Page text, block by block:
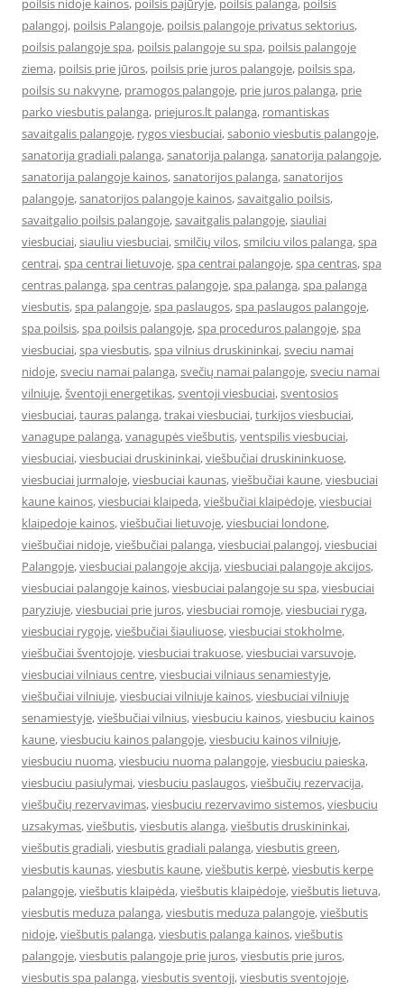
poilsis nidoje kainos, poilsis pajūryje, poilsis palanga, poilsis
palangoj, poilsis Palangoje, poilsis palangoje privatus sektorius,
poilsis palangoje spa, poilsis palangoje su spa, poilsis palangoje
ziema, poilsis prie jūros, poilsis prie juros palangoje, poilsis spa,
poilsis su nakvyne, pramogos palangoje, prie juros palanga, prie
parko viesbutis palanga, priejuros.lt palanga, romantiskas
savaitgalis palangoje, rygos viesbuciai,sabonio viesbutis palangoje,
sanatorija gradiali palanga,sanatorija palanga,sanatorija palangoje,
sanatorija palangoje kainos,sanatorijos palanga,sanatorijos
palangoje,sanatorijos palangoje kainos,savaitgalio poilsis,
savaitgalio poilsis palangoje,savaitgalis palangoje,siauliai
viesbuciai,siauliu viesbuciai,smilčių vilos,smilciu vilos palanga,spa
centrai,spa centrai lietuvoje,spa centrai palangoje,spa centras,spa
centras palanga,spa centras palangoje,spa palanga,spa palanga
viesbutis,spa palangoje,spa paslaugos,spa paslaugos palangoje,
spa poilsis,spa poilsis palangoje,spa proceduros palangoje,spa
viesbuciai,spa viesbutis,spa vilnius druskininkai,sveciu namai
nidoje,sveciu namai palanga,svečių namai palangoje,sveciu namai
vilniuje,šventoji energetikas,sventoji viesbuciai,sventosios
viesbuciai,tauras palanga,trakai viesbuciai,turkijos viesbuciai,
vanagupe palanga,vanagupės viešbutis,ventspilis viesbuciai,
viesbuciai,viesbuciai druskininkai,viešbučiai druskininkuose,
viesbuciai jurmaloje,viesbuciai kaunas,viešbučiai kaune,viesbuciai
kaune kainos,viesbuciai klaipeda,viešbučiai klaipėdoje,viesbuciai
klaipedoje kainos,viešbučiai lietuvoje,viesbuciai londone,
viešbučiai nidoje,viešbučiai palanga,viesbuciai palangoj,viesbuciai
Palangoje,viesbuciai palangoje akcija,viesbuciai palangoje akcijos,
viesbuciai palangoje kainos,viesbuciai palangoje su spa,viesbuciai
paryziuje,viesbuciai prie juros,viesbuciai romoje,viesbuciai ryga,
viesbuciai rygoje,viešbučiai šiauliuose,viesbuciai stokholme,
viešbučiai šventojoje,viesbuciai trakuose,viesbuciai varsuvoje,
viesbuciai vilniaus centre,viesbuciai vilniaus senamiestyje,
viešbučiai vilniuje,viesbuciai vilniuje kainos,viesbuciai vilniuje
senamiestyje,viešbučiai vilnius,viesbuciu kainos,viesbuciu kainos
kaune,viesbuciu kainos palangoje,viesbuciu kainos vilniuje,
viesbuciu nuoma,viesbuciu nuoma palangoje,viesbuciu paieska,
viesbuciu pasiulymai,viesbuciu paslaugos,viešbučių rezervacija,
viešbučių rezervavimas,viesbuciu rezervavimo sistemos,viesbuciu
uzsakymas,viešbutis,viesbutis alanga,viešbutis druskininkai,
viešbutis gradiali,viesbutis gradiali palanga,viesbutis green,
viesbutis kaunas,viesbutis kaune,viešbutis kerpė,viesbutis kerpe
palangoje,viešbutis klaipėda,viešbutis klaipėdoje,viešbutis lietuva,
viesbutis meduza palanga,viesbutis meduza palangoje,viešbutis
nidoje,viešbutis palanga,viesbutis palanga kainos,viešbutis
palangoje,viesbutis palangoje prie juros,viesbutis prie juros,
viesbutis spa palanga,viesbutis sventoji,viesbutis sventojoje,